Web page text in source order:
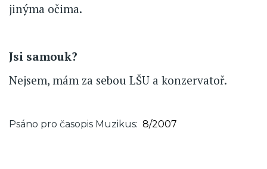
jinýma očima.
Jsi samouk?
Nejsem, mám za sebou LŠU a konzervatoř.
Psáno pro časopis Muzikus 8/2007